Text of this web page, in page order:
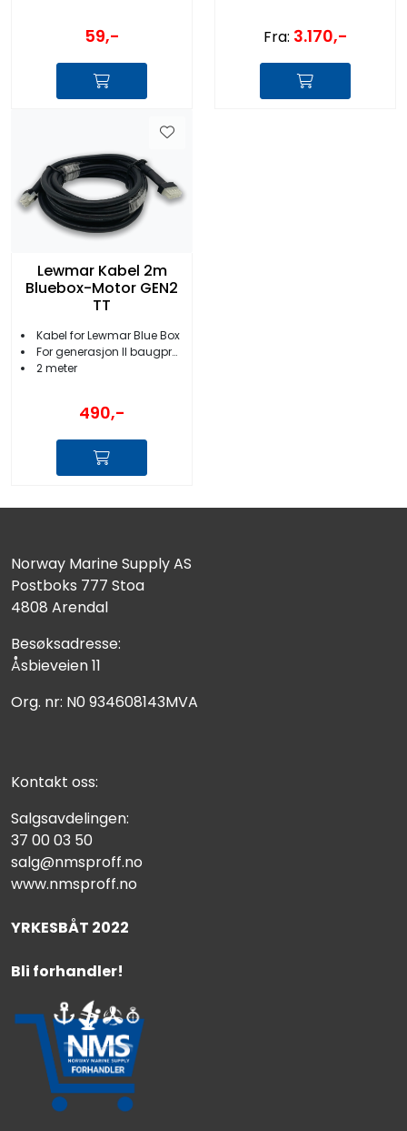
59,- Fra: 3.170,-
Lewmar Kabel 2m
Bluebox-Motor GEN2
TT
Kabel for Lewmar Blue Box
For generasjon II baugpropeller
2 meter
490,-
Norway Marine Supply AS
Postboks 777 Stoa
4808 Arendal
Besøksadresse:
Åsbieveien 11
Org. nr: N0 934608143MVA
Kontakt oss:
Salgsavdelingen:
37 00 03 50
salg@nmsproff.no
www.nmsproff.no
YRKESBÅT 2022
Bli forhandler!